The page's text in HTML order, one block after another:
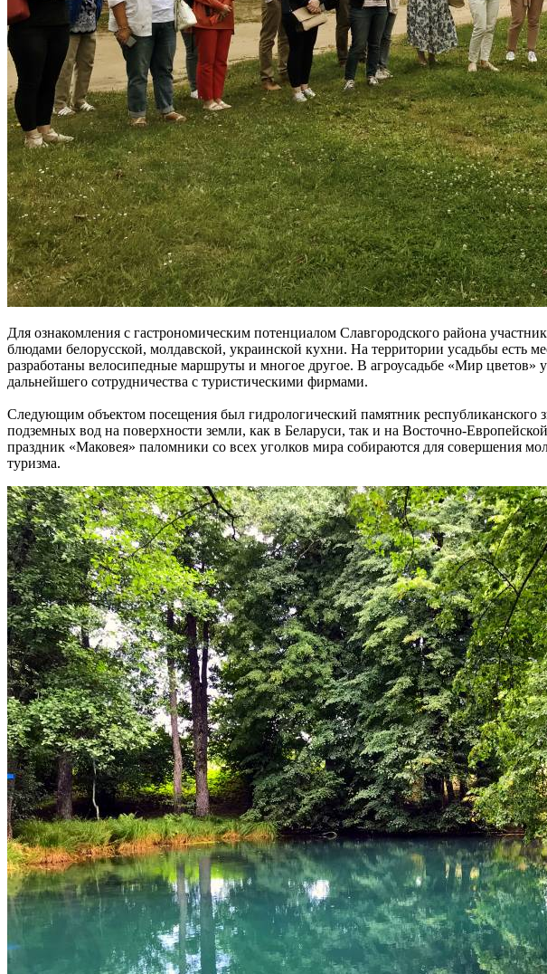
Для ознакомления с гастрономическим потенциалом Славгородского района
блюдами белорусской, молдавской, украинской кухни. На территории усадьбы
разработаны велосипедные маршруты и многое другое. В агроусадьбе «Мир
дальнейшего сотрудничества с туристическими фирмами.
Следующим объектом посещения был гидрологический памятник
подземных вод на поверхности земли, как в Беларуси, так и на Восточно-
праздник «Маковея» паломники со всех уголков мира собираются для совершения
туризма.